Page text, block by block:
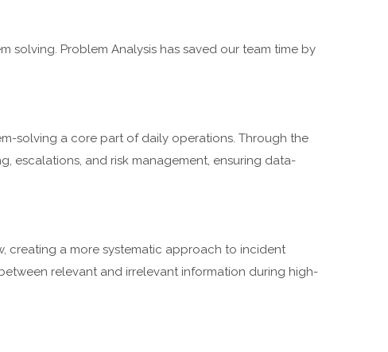
solving. Problem Analysis has saved our team time by
solving a core part of daily operations. Through the
escalations, and risk management, ensuring data-
creating a more systematic approach to incident
relevant and irrelevant information during high-